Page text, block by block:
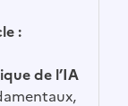
:
de l’IA